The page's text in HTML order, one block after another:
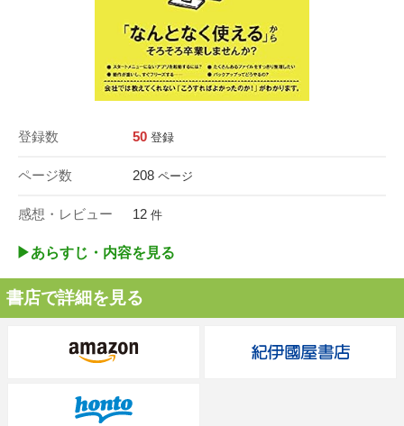
登録数 50 登録
ページ数 208 ページ
感想・レビュー 12 件
▶︎あらすじ・内容を見る
書店で詳細を見る